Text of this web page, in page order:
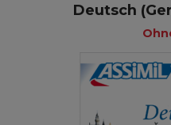
Deutsch